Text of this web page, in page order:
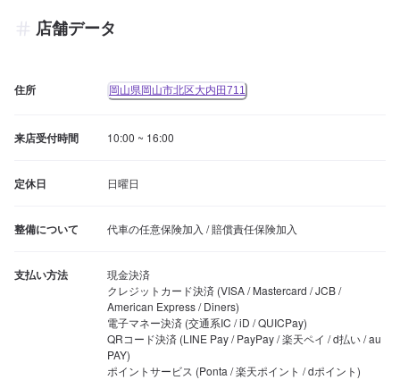
店舗データ
住所 岡山県岡山市北区大内田711
来店受付時間 10:00 ~ 16:00
定休日 日曜日
整備について 代車の任意保険加入 / 賠償責任保険加入
支払い方法
現金決済
クレジットカード決済 (VISA / Mastercard / JCB /
American Express / Diners)
電子マネー決済 (交通系IC / iD / QUICPay)
QRコード決済 (LINE Pay / PayPay / 楽天ペイ / d払い / au
PAY)
ポイントサービス (Ponta / 楽天ポイント / dポイント)